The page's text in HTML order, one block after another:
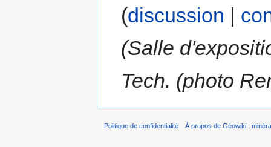
(discussion |
(Salle
Tech. (photo
Politique de confidentialité À propos de Géowiki :